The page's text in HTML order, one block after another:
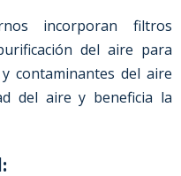
incorporan filtros
del aire para
contaminantes del aire
del aire y beneficia la